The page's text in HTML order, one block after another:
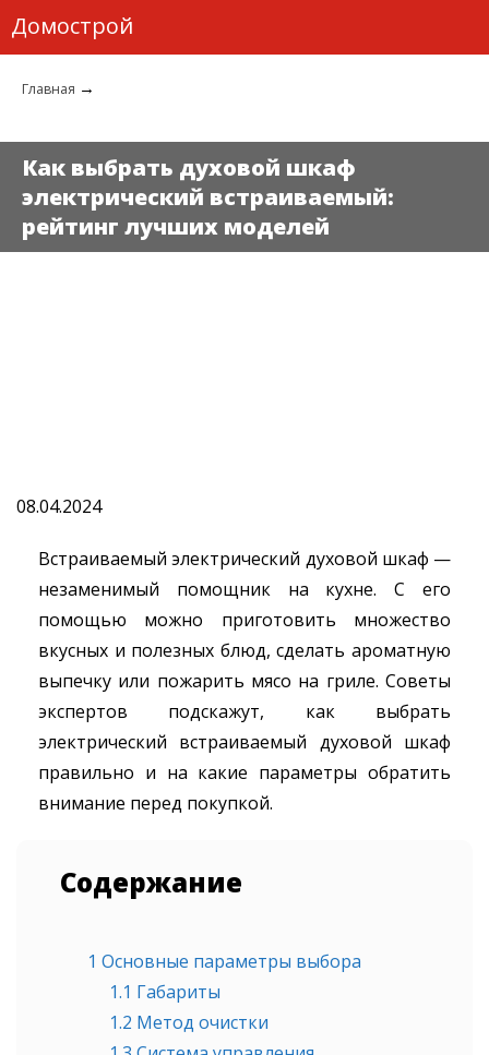
Домострой
Главная →
Как выбрать духовой шкаф
электрический встраиваемый:
рейтинг лучших моделей
08.04.2024
Встраиваемый электрический духовой шкаф —
незаменимый помощник на кухне. С его
помощью можно приготовить множество
вкусных и полезных блюд, сделать ароматную
выпечку или пожарить мясо на гриле. Советы
экспертов подскажут, как выбрать
электрический встраиваемый духовой шкаф
правильно и на какие параметры обратить
внимание перед покупкой.
Содержание
1 Основные параметры выбора
1.1 Габариты
1.2 Метод очистки